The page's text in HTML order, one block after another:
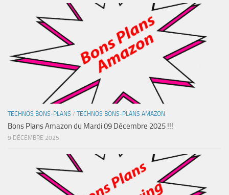
TECHNOS BONS-PLANS / TECHNOS BONS-PLANS AMAZON
Bons Plans Amazon du Mardi 09 Décembre 2025 !!!
9 DÉCEMBRE 2025